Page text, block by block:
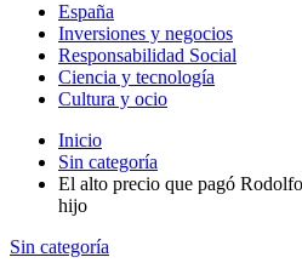
España
Inversiones y negocios
Responsabilidad Social
Ciencia y tecnología
Cultura y ocio
Inicio
Sin categoría
El alto precio que pagó
hijo
Sin categoría